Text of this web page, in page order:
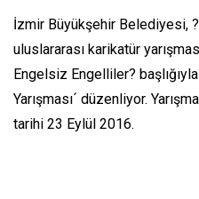
İzmir Büyükşehir Belediyesi,
uluslararası karikatür
Engelsiz Engelliler?
Yarışması´ düzenliyor.
tarihi 23 Eylül 2016.